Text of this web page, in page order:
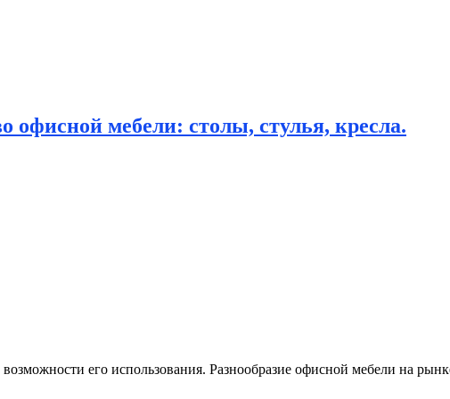
офисной мебели: столы, стулья, кресла.
его использования. Разнообразие офисной мебели на